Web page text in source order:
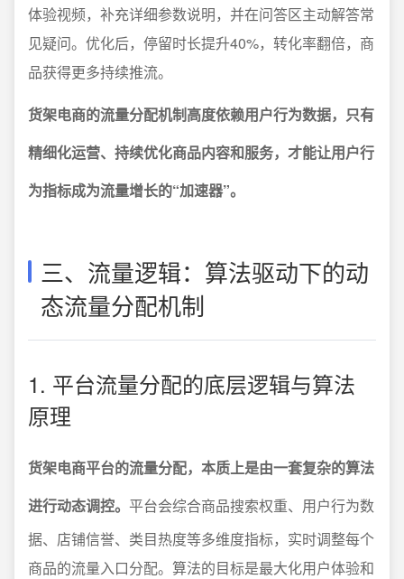
体验视频，补充详细参数说明，并在问答区主动解答常
见疑问。优化后，停留时长提升40%，转化率翻倍，商
品获得更多持续推流。
货架电商的流量分配机制高度依赖用户行为数据，只有
精细化运营、持续优化商品内容和服务，才能让用户行
为指标成为流量增长的“加速器”。
三、流量逻辑：算法驱动下的动
态流量分配机制
1. 平台流量分配的底层逻辑与算法
原理
货架电商平台的流量分配，本质上是由一套复杂的算法
进行动态调控。 平台会综合商品搜索权重、用户行为数
据、店铺信誉、类目热度等多维度指标，实时调整每个
商品的流量入口分配。算法的目标是最大化用户体验和